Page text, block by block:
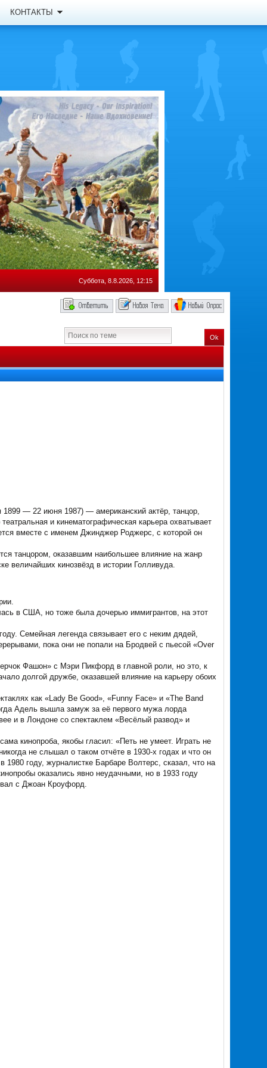
КОНТАКТЫ
Суббота, 8.8.2026, 12:15
Ok
— 22 июня 1987) — американский актёр, танцор,
и кинематографическая карьера охватывает
вместе с именем Джинджер Роджерс, с которой он
танцором, оказавшим наибольшее влияние на жанр
величайших кинозвёзд в истории Голливуда.
в США, но тоже была дочерью иммигрантов, на этот
Семейная легенда связывает его с неким дядей,
пока они не попали на Бродвей с пьесой «Over
Фашон» с Мэри Пикфорд в главной роли, но это, к
долгой дружбе, оказавшей влияние на карьеру обоих
как «Lady Be Good», «Funny Face» и «Тhe Band
Адель вышла замуж за её первого мужа лорда
и в Лондоне со спектаклем «Весёлый развод» и
кинопроба, якобы гласил: «Петь не умеет. Играть не
не слышал о таком отчёте в 1930-х годах и что он
году, журналистке Барбаре Волтерс, сказал, что на
оказались явно неудачными, но в 1933 году
с Джоан Кроуфорд.